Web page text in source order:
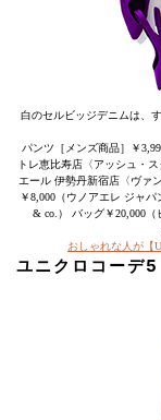
白のセルビッジデニムは、
パンツ［メンズ商品］￥
トレ恵比寿店〈アッシュ・
エール 伊勢丹新宿店〈ヴァ
￥8,000（ウノアエレ ジャ
& co.） バッグ￥20,000
おしゃれな人が【
ユニクロコーデ